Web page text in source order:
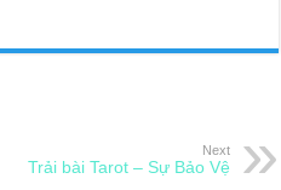
Next
Trải bài Tarot – Sự Bảo Vệ